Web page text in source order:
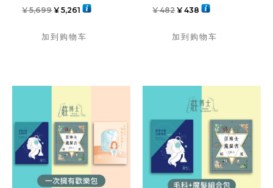
¥5,699 ¥ 5,261
加到购物车
¥482 ¥ 438
加到购物车